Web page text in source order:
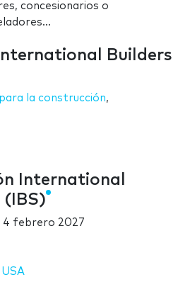
concesionarios o
Builders
la construcción,
International
(IBS)
4 febrero 2027